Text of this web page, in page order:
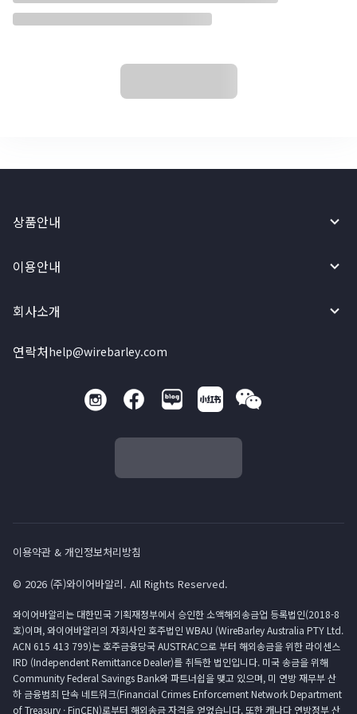
상품안내
이용안내
회사소개
연락처help@wirebarley.com
이용약관 & 개인정보처리방침
© 2026 (주)와이어바알리. All Rights Reserved.
와이어바알리는 대한민국 기획재정부에서 승인한 소액해외송금업 등록법인(2018-8
호)이며, 와이어바알리의 자회사인 호주법인 WBAU (WireBarley Australia PTY Ltd.
ACN 615 413 799)는 호주금융당국 AUSTRAC으로 부터 해외송금을 위한 라이센스
IRD (Independent Remittance Dealer)를 취득한 법인입니다. 미국 송금을 위해
Community Federal Savings Bank와 파트너쉽을 맺고 있으며, 미 연방 재무부 산
하 금융범죄 단속 네트워크(Financial Crimes Enforcement Network Department
of Treasury · FinCEN)로부터 해외송금 자격을 얻었습니다. 또한 캐나다 연방정부 산